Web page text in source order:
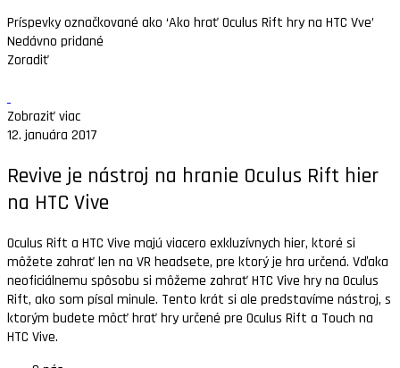
Príspevky označkované ako ‘Ako hrať Oculus Rift hry na HTC Vve’
Nedávno pridané
Zoradiť
Zobraziť viac
12. januára 2017
Revive je nástroj na hranie Oculus Rift hier
na HTC Vive
Oculus Rift a HTC Vive majú viacero exkluzívnych hier, ktoré si
môžete zahrať len na VR headsete, pre ktorý je hra určená. Vďaka
neoficiálnemu spôsobu si môžeme zahrať HTC Vive hry na Oculus
Rift, ako som písal minule. Tento krát si ale predstavíme nástroj, s
ktorým budete môcť hrať hry určené pre Oculus Rift a Touch na
HTC Vive.